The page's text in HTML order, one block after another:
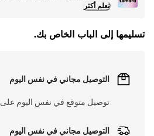
تعلم أكثر
تسليمها إلى الباب الخاص بك.
التوصيل مجاني في نفس اليوم
التوصيل مجاني في نفس اليوم
توصيل متوقع في نفس اليوم على 300 ر.س